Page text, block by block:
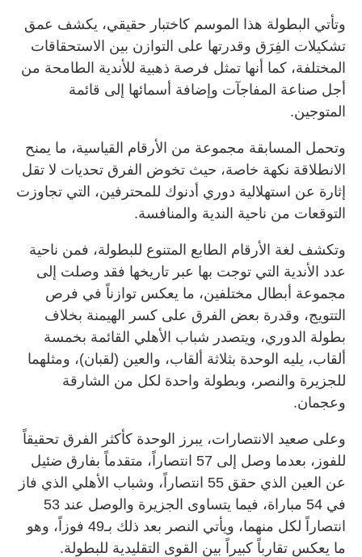
وتأتي البطولة هذا الموسم كاختبار حقيقي، يكشف عمق
تشكيلات الفِرَق وقدرتها على التوازن بين الاستحقاقات
المختلفة، كما أنها تمثل فرصة ذهبية للأندية الطامحة من
أجل صناعة المفاجآت وإضافة أسمائها إلى قائمة
المتوجين.
وتحمل المسابقة مجموعة من الأرقام القياسية، ما يمنح
الانطلاقة نكهة خاصة، حيث تخوض الفرق تحديات لا تقل
إثارة عن استهلالية دوري أدنوك للمحترفين، التي تجاوزت
التوقعات من ناحية الندية والمنافسة.
وتكشف لغة الأرقام الطابع المتنوع للبطولة، فمن ناحية
عدد الأندية التي توجت بها عبر تاريخها فقد وصلت إلى
مجموعة أبطال مختلفين، ما يعكس توازناً في فرص
التتويج، وقدرة بعض الفرق على كسر الهيمنة بخلاف
بطولة الدوري، ويتصدر شباب الأهلي القائمة بخمسة
ألقاب، يليه الوحدة بثلاثة ألقاب، والعين (لقبان)، ومثلهما
للجزيرة والنصر، وبطولة واحدة لكل من الشارقة
وعجمان.
وعلى صعيد الانتصارات، يبرز الوحدة كأكثر الفرق تحقيقاً
للفوز، بعدما وصل إلى 57 انتصاراً، متقدماً بفارق ضئيل
عن العين الذي حقق 55 انتصاراً، وشباب الأهلي الذي فاز
في 54 مباراة، فيما يتساوى الجزيرة والوصل عند 53
انتصاراً لكل منهما، ويأتي النصر بعد ذلك بـ49 فوزاً، وهو
ما يعكس تقارباً كبيراً بين القوى التقليدية للبطولة.